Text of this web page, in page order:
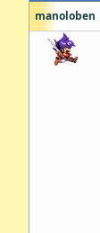
manoloben